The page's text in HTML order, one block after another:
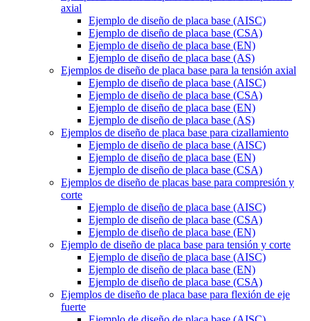
axial
Ejemplo de diseño de placa base (AISC)
Ejemplo de diseño de placa base (CSA)
Ejemplo de diseño de placa base (EN)
Ejemplo de diseño de placa base (AS)
Ejemplos de diseño de placa base para la tensión axial
Ejemplo de diseño de placa base (AISC)
Ejemplo de diseño de placa base (CSA)
Ejemplo de diseño de placa base (EN)
Ejemplo de diseño de placa base (AS)
Ejemplos de diseño de placa base para cizallamiento
Ejemplo de diseño de placa base (AISC)
Ejemplo de diseño de placa base (EN)
Ejemplo de diseño de placa base (CSA)
Ejemplos de diseño de placas base para compresión y
corte
Ejemplo de diseño de placa base (AISC)
Ejemplo de diseño de placa base (CSA)
Ejemplo de diseño de placa base (EN)
Ejemplo de diseño de placa base para tensión y corte
Ejemplo de diseño de placa base (AISC)
Ejemplo de diseño de placa base (EN)
Ejemplo de diseño de placa base (CSA)
Ejemplos de diseño de placa base para flexión de eje
fuerte